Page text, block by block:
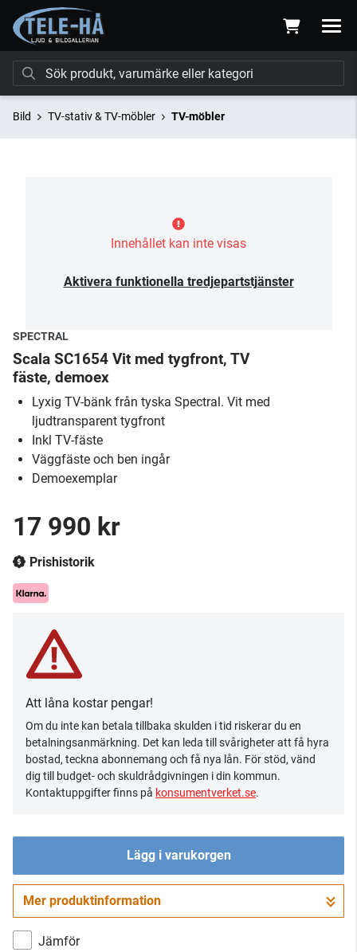
Bild TV-stativ & TV-möbler TV-möbler
Innehållet kan inte visas
Aktivera funktionella tredjepartstjänster
SPECTRAL
Scala SC1654 Vit med tygfront, TV
fäste, demoex
Lyxig TV-bänk från tyska Spectral. Vit med
ljudtransparent tygfront
Inkl TV-fäste
Väggfäste och ben ingår
Demoexemplar
17 990 kr
Prishistorik
Att låna kostar pengar!
Om du inte kan betala tillbaka skulden i tid riskerar du en
betalningsanmärkning. Det kan leda till svårigheter att få hyra
bostad, teckna abonnemang och få nya lån. För stöd, vänd
dig till budget- och skuldrådgivningen i din kommun.
Kontaktuppgifter finns på konsumentverket.se.
Lägg i varukorgen
Gå till kassan
Mer produktinformation
Jämför